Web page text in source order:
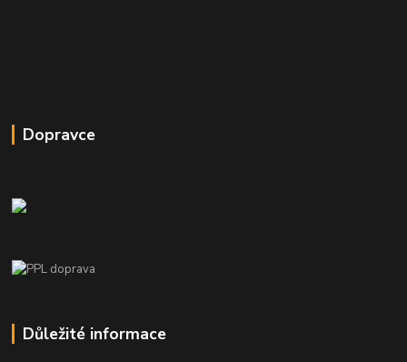
Dopravce
Důležité informace